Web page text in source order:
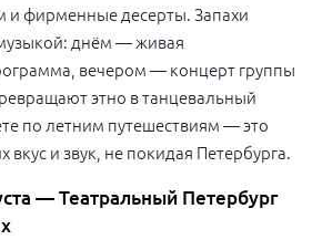
и фирменные десерты. Запахи
днём — живая
вечером — концерт группы
этно в танцевальный
по летним путешествиям — это
вкус и звук, не покидая Петербурга.
— Театральный Петербург